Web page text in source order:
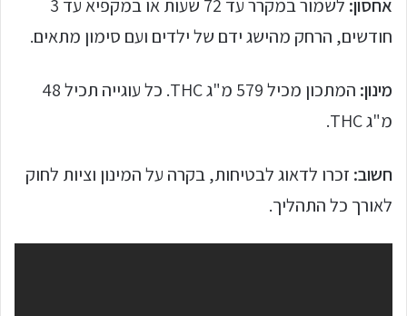
אחסון:
לשמור במקרר עד 72 שעות או במקפיא עד 3
חודשים, הרחק מהישג ידם של ילדים ועם סימון מתאים.
מינון:
המתכון מכיל 579 מ"ג THC. כל עוגייה תכיל 48
מ"ג THC.
חשוב: זכרו לדאוג לבטיחות, בקרה על המינון וציות לחוק
לאורך כל התהליך.